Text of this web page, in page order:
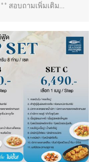
** สอบถามเพิ่มเติม…